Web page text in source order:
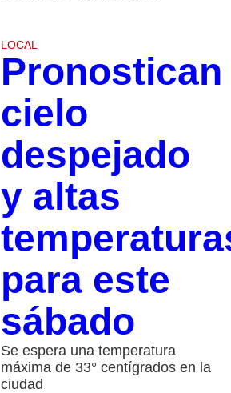
LOCAL
Pronostican
cielo
despejado
y altas
para este
sábado
Se espera una temperatura
máxima de 33° centígrados en la
ciudad